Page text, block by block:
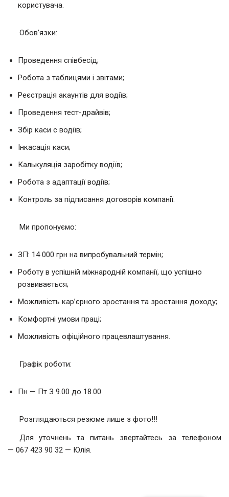
користувача.
Обов’язки:
Проведення співбесід;
Робота з таблицями і звітами;
Реєстрація акаунтів для водіїв;
Проведення тест-драйвів;
Збір каси с водіїв;
Інкасація каси;
Калькуляція заробітку водіїв;
Робота з адаптації водіїв;
Контроль за підписання договорів компанії.
Ми пропонуємо:
ЗП: 14 000 грн на випробувальний термін;
Роботу в успішній міжнародній компанії, що успішно
розвивається;
Можливість кар’єрного зростання та зростання доходу;
Комфортні умови праці;
Можливість офіційного працевлаштування.
Графік роботи:
Пн — Пт З 9.00 до 18.00
Розглядаються резюме лише з фото!!!
Для уточнень та питань звертайтесь за телефоном
— 067 423 90 32 — Юлія.